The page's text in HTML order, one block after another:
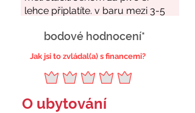
bodové hodnocení*
Jak jsi to zvládal(a) s financemi?
O ubytování